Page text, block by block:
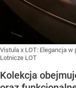
Vistula x LOT: Elegancja w
Lotnicze LOT
Kolekcja